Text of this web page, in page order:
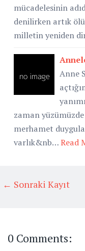
mücadelesinin
denilirken artık
milletin yeniden
Anne
zaman
merhamet
varlık&nb…Read
← Sonraki Kayıt
0 Comments: